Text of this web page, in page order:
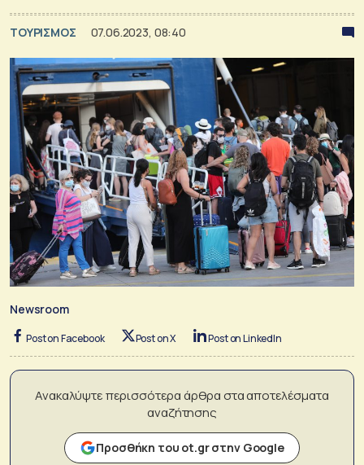
ΤΟΥΡΙΣΜΟΣ 07.06.2023, 08:40
Newsroom
Post on Facebook Post on X Post on LinkedIn
Ανακαλύψτε περισσότερα άρθρα στα αποτελέσματα
αναζήτησης
Προσθήκη του ot.gr στην Google